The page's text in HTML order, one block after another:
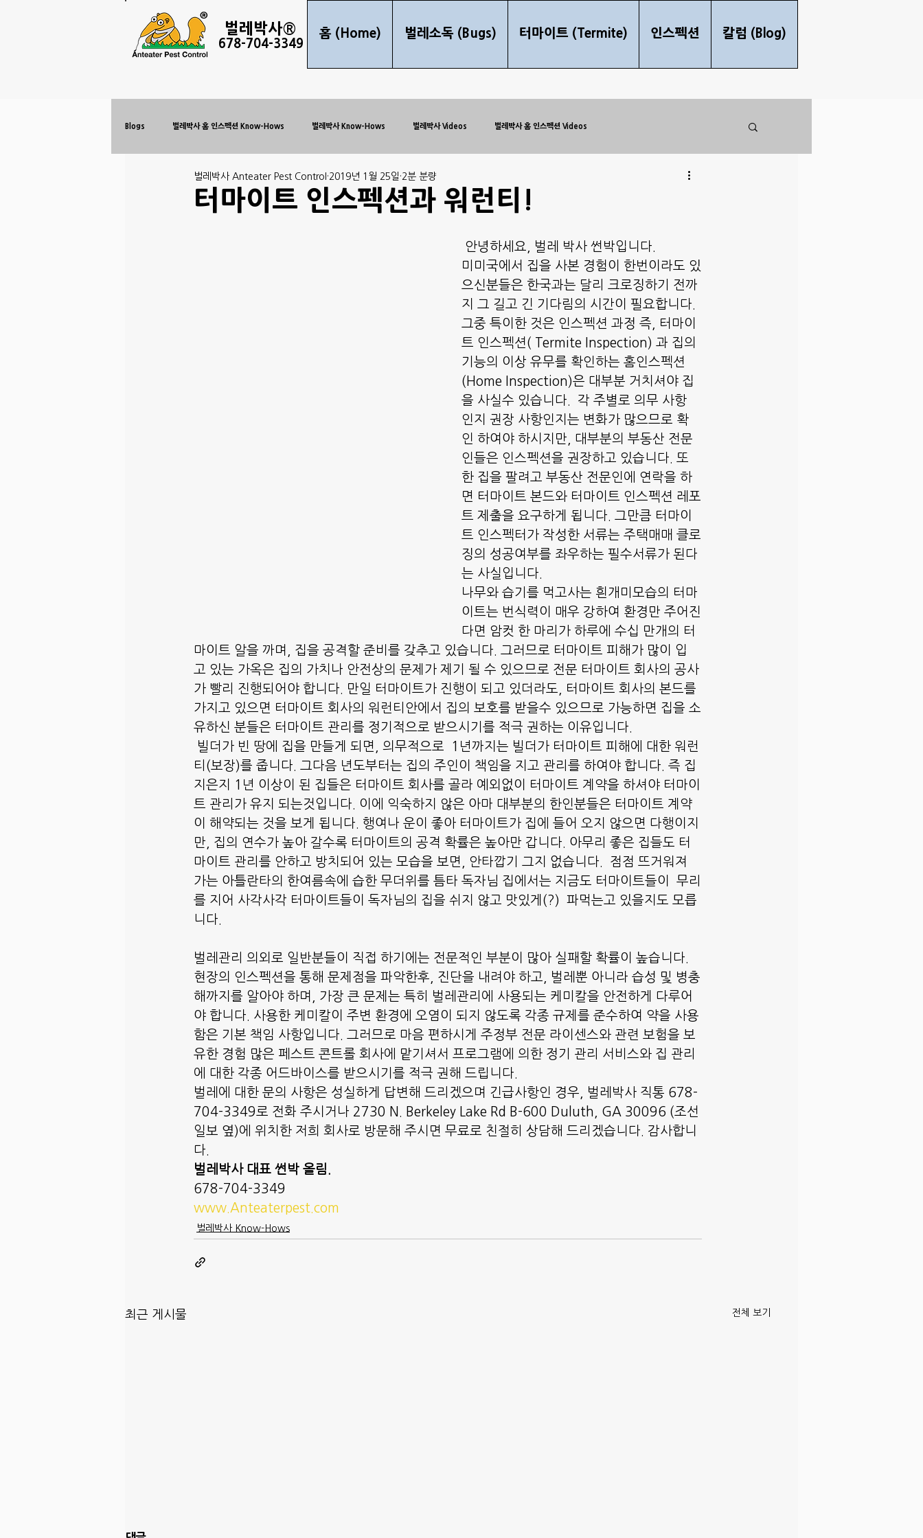
벌레 박사®
678-704-3349
홈 (Home) 벌레소독 (Bugs) 터마이트 (Termite) 인스펙션 칼럼 (Blog)
Blogs 벌레박사 홈 인스펙션 Know-Hows 벌레박사 Know-Hows 벌레박사 Videos 벌레박사 홈 인스펙션 Videos
터마이트 인스펙션과 워런티!
벌레박사 Anteater Pest Control 2019년 1월 25일 2분 분량
안녕하세요, 벌레 박사 썬박입니다.
미미국에서 집을 사본 경험이 한번이라도 있
으신분들은 한국과는 달리 크로징하기 전까
지 그 길고 긴 기다림의 시간이 필요합니다.
그중 특이한 것은 인스펙션 과정 즉, 터마이
트 인스펙션( Termite Inspection) 과 집의
기능의 이상 유무를 확인하는 홈인스펙션
(Home Inspection)은 대부분 거치셔야 집
을 사실수 있습니다.  각 주별로 의무 사항
인지 권장 사항인지는 변화가 많으므로 확
인 하여야 하시지만, 대부분의 부동산 전문
인들은 인스펙션을 권장하고 있습니다. 또
한 집을 팔려고 부동산 전문인에 연락을 하
면 터마이트 본드와 터마이트 인스펙션 레포
트 제출을 요구하게 됩니다. 그만큼 터마이
트 인스펙터가 작성한 서류는 주택매매 클로
징의 성공여부를 좌우하는 필수서류가 된다
는 사실입니다.
나무와 습기를 먹고사는 흰개미모습의 터마
이트는 번식력이 매우 강하여 환경만 주어진
다면 암컷 한 마리가 하루에 수십 만개의 터
마이트 알을 까며, 집을 공격할 준비를 갖추고 있습니다. 그러므로 터마이트 피해가 많이 입
고 있는 가옥은 집의 가치나 안전상의 문제가 제기 될 수 있으므로 전문 터마이트 회사의 공사
가 빨리 진행되어야 합니다. 만일 터마이트가 진행이 되고 있더라도, 터마이트 회사의 본드를
가지고 있으면 터마이트 회사의 워런티안에서 집의 보호를 받을수 있으므로 가능하면 집을 소
유하신 분들은 터마이트 관리를 정기적으로 받으시기를 적극 권하는 이유입니다.
티(보장)를 줍니다. 그다음 년도부터는 집의 주인이 책임을 지고 관리를 하여야 합니다. 즉 집
지은지 1년 이상이 된 집들은 터마이트 회사를 골라 예외없이 터마이트 계약을 하셔야 터마이
트 관리가 유지 되는것입니다. 이에 익숙하지 않은 아마 대부분의 한인분들은 터마이트 계약
이 해약되는 것을 보게 됩니다. 행여나 운이 좋아 터마이트가 집에 들어 오지 않으면 다행이지
만, 집의 연수가 높아 갈수록 터마이트의 공격 확률은 높아만 갑니다. 아무리 좋은 집들도 터
마이트 관리를 안하고 방치되어 있는 모습을 보면, 안타깝기 그지 없습니다.  점점 뜨거워져
가는 아틀란타의 한여름속에 습한 무더위를 틈타 독자님 집에서는 지금도 터마이트들이  무리
를 지어 사각사각 터마이트들이 독자님의 집을 쉬지 않고 맛있게(?)  파먹는고 있을지도 모릅
니다.
벌레관리 의외로 일반분들이 직접 하기에는 전문적인 부분이 많아 실패할 확률이 높습니다.
현장의 인스펙션을 통해 문제점을 파악한후, 진단을 내려야 하고, 벌레뿐 아니라 습성 및 병충
해까지를 알아야 하며, 가장 큰 문제는 특히 벌레관리에 사용되는 케미칼을 안전하게 다루어
야 합니다. 사용한 케미칼이 주변 환경에 오염이 되지 않도록 각종 규제를 준수하여 약을 사용
함은 기본 책임 사항입니다. 그러므로 마음 편하시게 주정부 전문 라이센스와 관련 보험을 보
유한 경험 많은 페스트 콘트롤 회사에 맡기셔서 프로그램에 의한 정기 관리 서비스와 집 관리
에 대한 각종 어드바이스를 받으시기를 적극 권해 드립니다.
벌레에 대한 문의 사항은 성실하게 답변해 드리겠으며 긴급사항인 경우, 벌레박사 직통 678-
704-3349로 전화 주시거나 2730 N. Berkeley Lake Rd B-600 Duluth, GA 30096 (조선
일보 옆)에 위치한 저희 회사로 방문해 주시면 무료로 친절히 상담해 드리겠습니다. 감사합니
다.
벌레박사 대표 썬박 올림.
678-704-3349
www.Anteaterpest.com
벌레박사 Know-Hows
최근 게시물 전체 보기